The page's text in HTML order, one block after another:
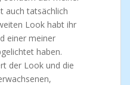
auch tatsächlich
Look habt ihr
einer meiner
haben.
der Look und die